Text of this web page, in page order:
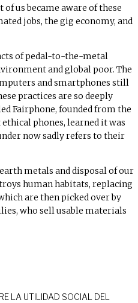
us became aware of these
jobs, the gig economy, and
of pedal-to-the-metal
and global poor. The
and smartphones still
practices are so deeply
Fairphone, founded from the
phones, learned it was
now sadly refers to their
metals and disposal of our
human habitats, replacing
are then picked over by
who sell usable materials
LA UTILIDAD SOCIAL DEL